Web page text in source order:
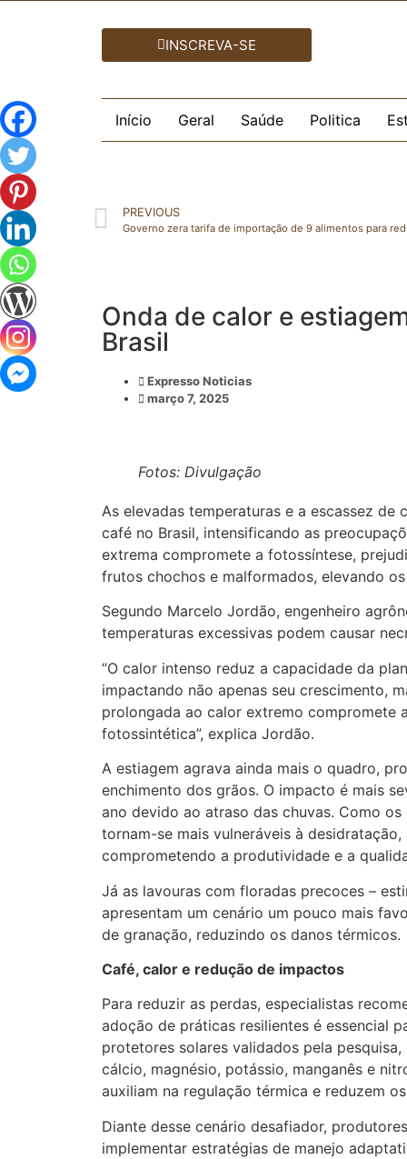
INSCREVA-SE
Início Geral Saúde Politica
PREVIOUS
Governo zera tarifa de importação de 9 alimentos para
Onda de calor e
Brasil
Expresso Noticias
março 7, 2025
Fotos: Divulgação
As elevadas temperaturas e a escassez de
café no Brasil, intensificando as
extrema compromete a fotossíntese,
frutos chochos e malformados, elevando
Segundo Marcelo Jordão, engenheiro
temperaturas excessivas podem causar
“O calor intenso reduz a capacidade da
impactando não apenas seu crescimento,
prolongada ao calor extremo compromete
fotossintética”, explica Jordão.
A estiagem agrava ainda mais o quadro,
enchimento dos grãos. O impacto é mais
ano devido ao atraso das chuvas. Como
tornam-se mais vulneráveis à
comprometendo a produtividade e a
Já as lavouras com floradas precoces –
apresentam um cenário um pouco mais
de granação, reduzindo os danos térmicos.
Café, calor e redução de impactos
Para reduzir as perdas, especialistas
adoção de práticas resilientes é essencial
protetores solares validados pela
cálcio, magnésio, potássio, manganês e
auxiliam na regulação térmica e reduzem
Diante desse cenário desafiador,
implementar estratégias de manejo